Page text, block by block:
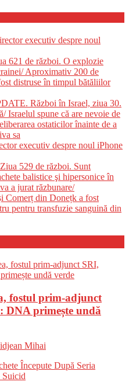
executiv despre noul
621 de război. O explozie
Aproximativ 200 de
distruse în timpul bătăliilor
Război în Israel, ziua 30.
Israelul spune că are nevoie de
ostaticilor înainte de a
sa
executiv despre noul iPhone
529 de război. Sunt
balistice şi hipersonice în
a jurat răzbunare/
Comerț din Donețk a fost
pentru transfuzie sanguină din
fostul prim-adjunct
DNA primește undă
Mihai